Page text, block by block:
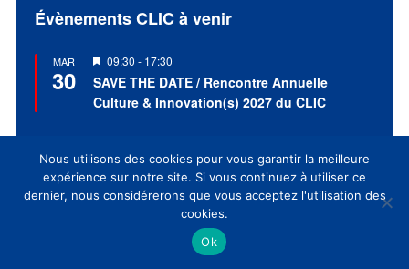
Évènements CLIC à venir
MAR
30
Mis
en
avant
09:30 - 17:30
SAVE THE DATE / Rencontre Annuelle
Culture & Innovation(s) 2027 du CLIC
Nous utilisons des cookies pour vous garantir la meilleure
expérience sur notre site. Si vous continuez à utiliser ce
dernier, nous considérerons que vous acceptez l'utilisation des
cookies.
Ok